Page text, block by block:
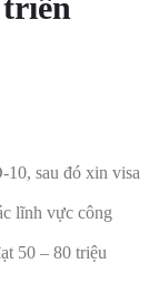
sau đó xin visa
lĩnh vực công
50 – 80 triệu